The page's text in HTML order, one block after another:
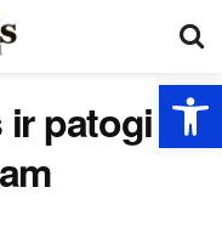
ir patogi